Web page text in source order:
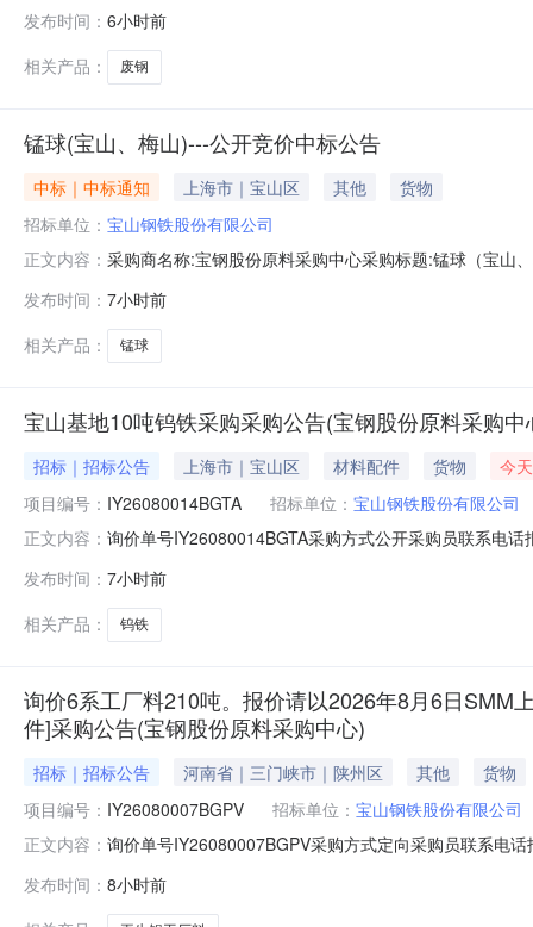
发布时间： 6小时前
相关产品：
废钢
锰球(宝山、梅山)---公开竞价中标公告
中标｜中标通知 上海市｜宝山区 其他
货物
招标单位： 宝山钢铁股份有限公司
正文内容： 采购商名称:宝钢股份原料采购中心采购标题:锰球（宝山
发布时间： 7小时前
相关产品：
锰球
宝山基地10吨钨铁采购采购公告(宝钢股份原料采购中
招标｜招标公告 上海市｜宝山区 材料配件 货物
今
项目编号： IY26080014BGTA 招标单位： 宝山钢铁股份有限公司
正文内容： 询价单号IY26080014BGTA采购方式公开采购员联系电
保证金额度：300000.0元三、商务条款：定价说明：湿
发布时间： 7小时前
相关产品：
钨铁
询价6系工厂料210吨。报价请以2026年8月6日SMM
件]采购公告(宝钢股份原料采购中心)
招标｜招标公告 河南省｜三门峡市｜陕州区 其他
货物
项目编号： IY26080007BGPV 招标单位： 宝山钢铁股份有限公司
正文内容： 询价单号IY26080007BGPV采购方式定向采购员联系电
度：0.0元三、商务条款：定价说明：湿公吨。限价类别
发布时间： 8小时前